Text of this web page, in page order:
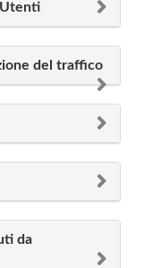
del traffico
da